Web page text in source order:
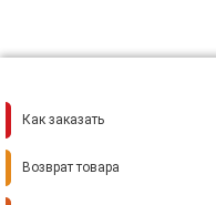
Как заказать
Возврат товара